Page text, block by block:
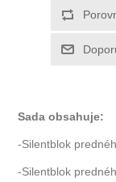
Sada obsahuje:
-Silentblok
-Silentblok